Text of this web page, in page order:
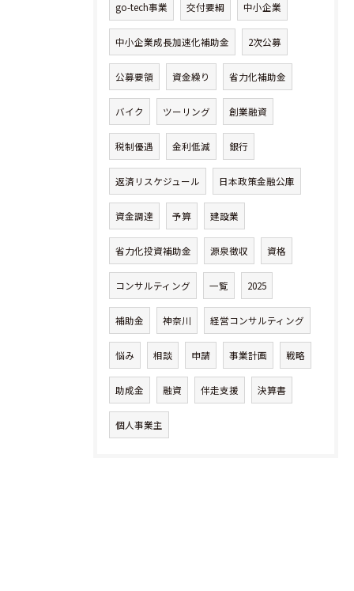
go-tech事業 交付要綱 中小企業
中小企業成長加速化補助金 2次公募
公募要領 資金繰り 省力化補助金
バイク ツーリング 創業融資
税制優遇 金利低減 銀行
返済リスケジュール 日本政策金融公庫
資金調達 予算 建設業
省力化投資補助金 源泉徴収 資格
コンサルティング 一覧 2025
補助金 神奈川 経営コンサルティング
悩み 相談 申請 事業計画 戦略
助成金 融資 伴走支援 決算書
個人事業主